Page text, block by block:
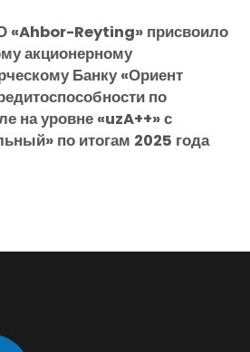
«Ahbor-Reyting» присвоило
акционерному
Банку «Ориент
по
на уровне «uzA++» с
по итогам 2025 года